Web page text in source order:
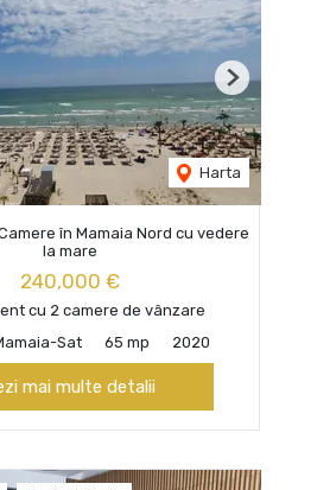
Harta
Next
în Mamaia Nord cu vedere
la mare
240,000 €
cu 2 camere de vânzare
Sat
65 mp 2020
mai multe detalii